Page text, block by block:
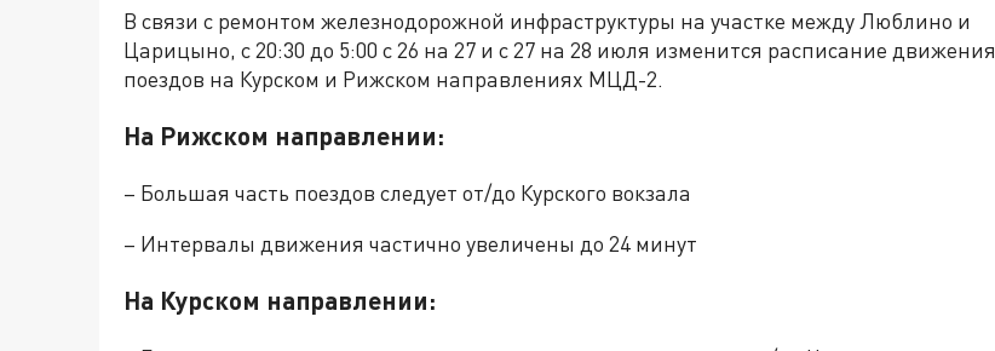
В связи с ремонтом железнодорожной инфраструктуры на участке между Люблино и
Царицыно, с 20:30 до 5:00 с 26 на 27 и с 27 на 28 июля изменится расписание движения
поездов на Курском и Рижском направлениях МЦД-2.
На Рижском направлении:
– Большая часть поездов следует от/до Курского вокзала
– Интервалы движения частично увеличены до 24 минут
На Курском направлении: